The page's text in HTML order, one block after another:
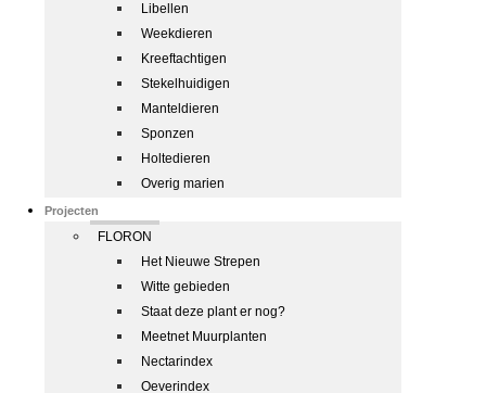
Libellen
Weekdieren
Kreeftachtigen
Stekelhuidigen
Manteldieren
Sponzen
Holtedieren
Overig marien
Projecten
FLORON
Het Nieuwe Strepen
Witte gebieden
Staat deze plant er nog?
Meetnet Muurplanten
Nectarindex
Oeverindex